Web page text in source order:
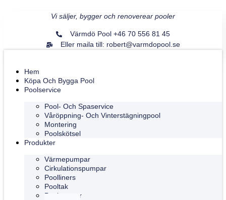
Vi säljer, bygger och renoverear pooler
Värmdö Pool +46 70 556 81 45
Eller maila till: robert@varmdopool.se
Hem
Köpa Och Bygga Pool
Poolservice
Pool- Och Spaservice
Våröppning- Och Vinterstägningpool
Montering
Poolskötsel
Produkter
Värmepumpar
Cirkulationspumpar
Poolliners
Pooltak
Pooltrappor